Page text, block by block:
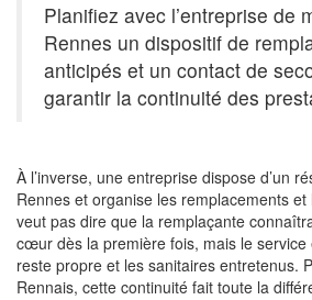
Planifiez avec l’entreprise de
Rennes un dispositif de
anticipés et un contact de
garantir la continuité des
À l’inverse, une entreprise dispose d’un
Rennes et organise les remplacements
veut pas dire que la remplaçante
cœur dès la première fois, mais le service
reste propre et les sanitaires entretenus.
Rennais, cette continuité fait toute la